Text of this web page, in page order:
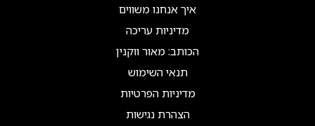
איך אנחנו משווים
מדיניות עריכה
הכותב: מאור ווקנין
תנאי השימוש
מדיניות הפרטיות
הצהרת נגישות